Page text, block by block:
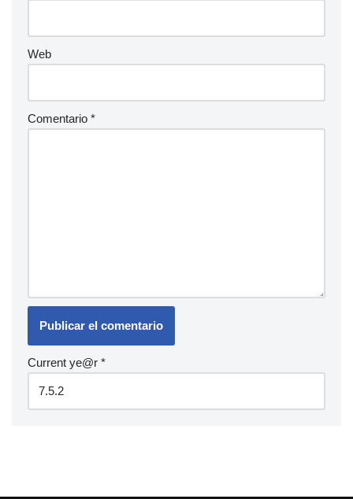
Web
Comentario *
Current ye@r *